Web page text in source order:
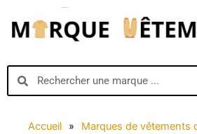
contenu
SearchSearch
Accueil » Marques de vêtements